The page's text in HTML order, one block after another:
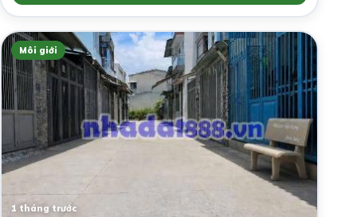
Môi giới
1 tháng trước